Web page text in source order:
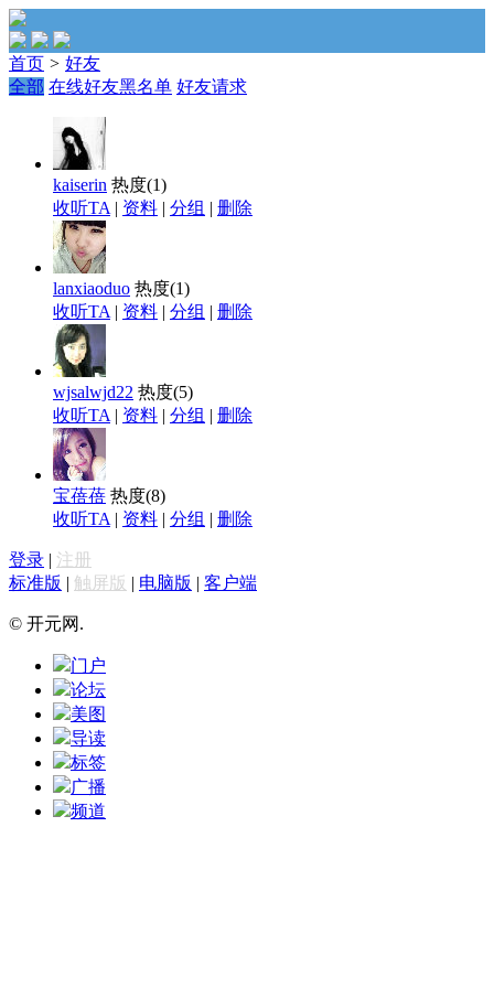
首页 > 好友
全部 在线好友黑名单 好友请求
kaiserin 热度(1)
收听TA | 资料 | 分组 | 删除
lanxiaoduo 热度(1)
收听TA | 资料 | 分组 | 删除
wjsalwjd22 热度(5)
收听TA | 资料 | 分组 | 删除
宝蓓蓓 热度(8)
收听TA | 资料 | 分组 | 删除
登录 | 注册
标准版 | 触屏版 | 电脑版 | 客户端
© 开元网.
门户
论坛
美图
导读
标签
广播
频道